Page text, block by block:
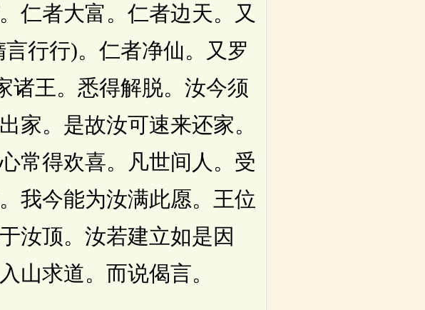
仁者大富。仁者边天。又
行行)。仁者净仙。又罗
诸王。悉得解脱。汝今须
家。是故汝可速来还家。
常得欢喜。凡世间人。受
我今能为汝满此愿。王位
汝顶。汝若建立如是因
山求道。而说偈言。